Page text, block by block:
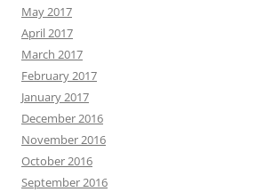
May 2017
April 2017
March 2017
February 2017
January 2017
December 2016
November 2016
October 2016
September 2016